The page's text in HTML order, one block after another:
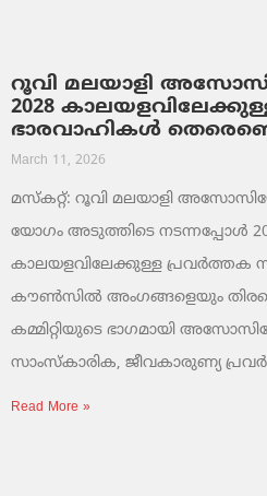
റൂവി മലയാളി
2028
ഭാരവാഹികൾ
March 11, 2026
മസ്കറ്റ്: റൂവി മലയാളി
യോഗം അടുത്തിടെ നടന്നപ്പോൾ
കാലയളവിലേക്കുള്ള പ്രവർത്തക
കൗൺസിൽ അംഗങ്ങളെയും
കമ്മിറ്റിയുടെ ഭാഗമായി
സാംസ്‌കാരിക, ജീവകാരുണ്യ
Read More »